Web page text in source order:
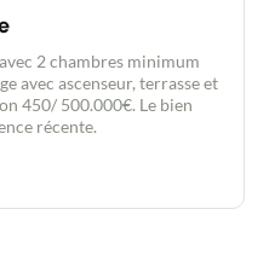
2 chambres minimum
avec ascenseur, terrasse et
450/ 500.000€. Le bien
récente.